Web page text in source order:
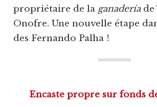
propriétaire de la ganaderíade
Onofre. Une nouvelle étape
des Fernando Palha !
Encaste propre sur fonds